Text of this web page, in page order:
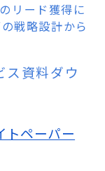
リード獲得に
戦略設計から
資料ダウ
ペーパー